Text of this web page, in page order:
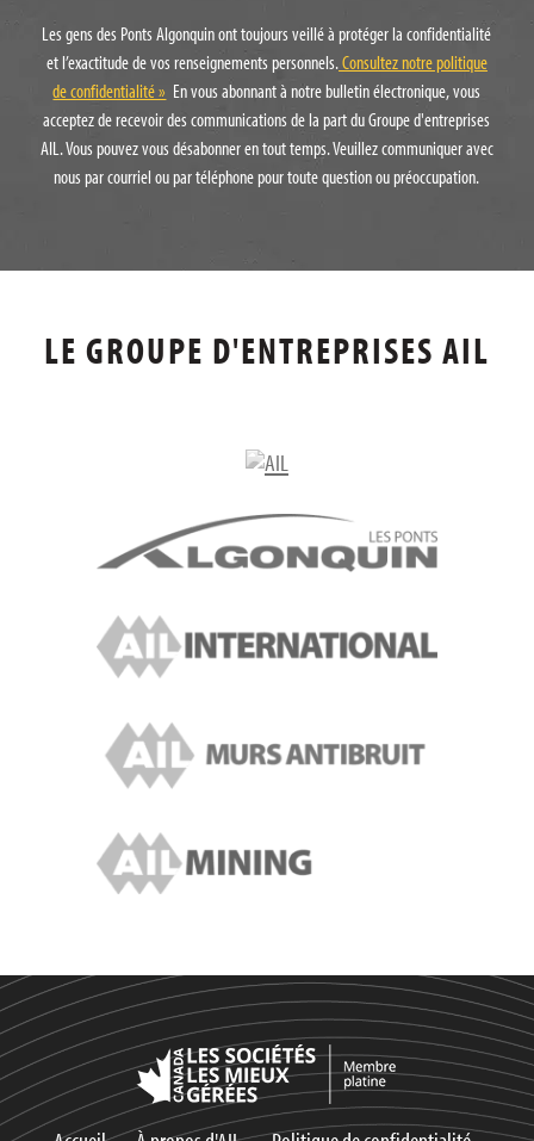
Les gens des Ponts Algonquin ont toujours veillé à protéger la confidentialité
et l’exactitude de vos renseignements personnels.Consultez notre politique
de confidentialité » En vous abonnant à notre bulletin électronique, vous
acceptez de recevoir des communications de la part du Groupe d'entreprises
AIL. Vous pouvez vous désabonner en tout temps. Veuillez communiquer avec
nous par courriel ou par téléphone pour toute question ou préoccupation.
LE GROUPE D'ENTREPRISES AIL